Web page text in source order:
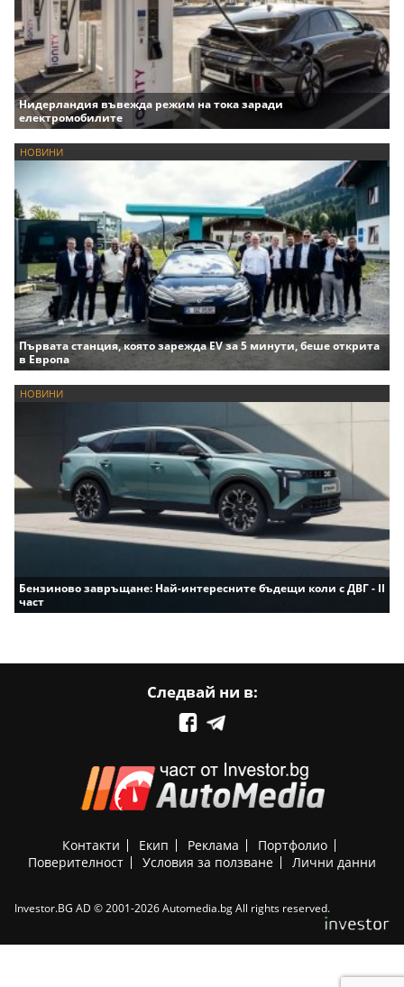
Нидерландия въвежда режим на тока заради
електромобилите
НОВИНИ
Първата станция, която зарежда EV за 5 минути, беше открита
в Европа
НОВИНИ
Бензиново завръщане: Най-интересните бъдещи коли с ДВГ - II
част
Следвай ни в:
Контакти Екип Реклама
Портфолио
Поверителност
Условия за ползване Лични данни
Investor.BG AD © 2001-2026 Automedia.bg All rights reserved.